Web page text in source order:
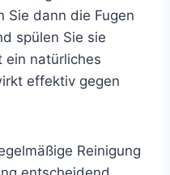
Sie dann die Fugen
spülen Sie sie
ein natürliches
effektiv gegen
Reinigung